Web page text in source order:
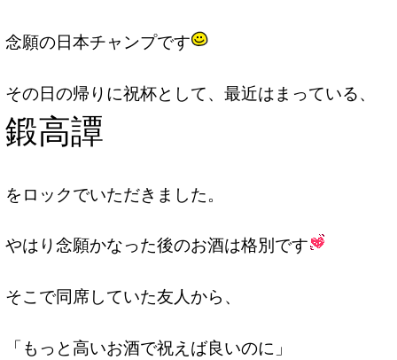
念願の日本チャンプです
その日の帰りに祝杯として、最近はまっている、
鍛高譚
をロックでいただきました。
やはり念願かなった後のお酒は格別です
そこで同席していた友人から、
「もっと高いお酒で祝えば良いのに」